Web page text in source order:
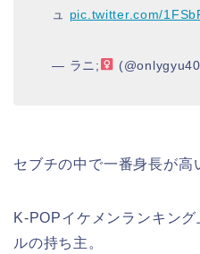
ュ pic.twitter.com/
— ラニ;‍
セブチの中で一番身長が高
K-POPイケメンランキン
ルの持ち主。